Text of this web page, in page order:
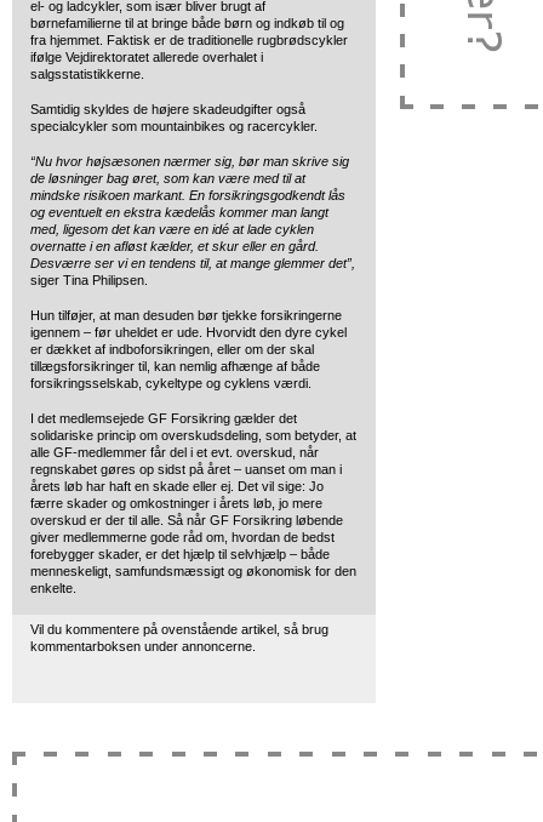
el- og ladcykler, som især bliver brugt af
børnefamilierne til at bringe både børn og indkøb til og
fra hjemmet. Faktisk er de traditionelle rugbrødscykler
ifølge Vejdirektoratet allerede overhalet i
salgsstatistikkerne.
Samtidig skyldes de højere skadeudgifter også
specialcykler som mountainbikes og racercykler.
“Nu hvor højsæsonen nærmer sig, bør man skrive sig
de løsninger bag øret, som kan være med til at
mindske risikoen markant. En forsikringsgodkendt lås
og eventuelt en ekstra kædelås kommer man langt
med, ligesom det kan være en idé at lade cyklen
overnatte i en afløst kælder, et skur eller en gård.
Desværre ser vi en tendens til, at mange glemmer det”,
siger Tina Philipsen.
Hun tilføjer, at man desuden bør tjekke forsikringerne
igennem – før uheldet er ude. Hvorvidt den dyre cykel
er dækket af indboforsikringen, eller om der skal
tillægsforsikringer til, kan nemlig afhænge af både
forsikringsselskab, cykeltype og cyklens værdi.
I det medlemsejede GF Forsikring gælder det
solidariske princip om overskudsdeling, som betyder, at
alle GF-medlemmer får del i et evt. overskud, når
regnskabet gøres op sidst på året – uanset om man i
årets løb har haft en skade eller ej. Det vil sige: Jo
færre skader og omkostninger i årets løb, jo mere
overskud er der til alle. Så når GF Forsikring løbende
giver medlemmerne gode råd om, hvordan de bedst
forebygger skader, er det hjælp til selvhjælp – både
menneskeligt, samfundsmæssigt og økonomisk for den
enkelte.
Vil du kommentere på ovenstående artikel, så brug
kommentarboksen under annoncerne.